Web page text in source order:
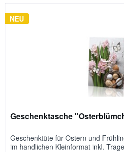
NEU
Geschenktasche
Geschenktüte für Ostern und
im hand­lich­en Kleinformat inkl.